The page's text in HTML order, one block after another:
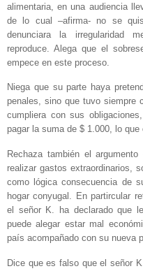
alimentaria, en una audiencia
de lo cual –afirma- no se
denunciara la irregularidad
reproduce. Alega que el
empece en este proceso.
Niega que su parte haya
penales, sino que tuvo siempre
cumpliera con sus
pagar la suma de $ 1.000, lo
Rechaza también el
realizar gastos extraordinarios,
como lógica consecuencia de
hogar conyugal. En partircular
el señor K. ha declarado que
puede alegar estar mal
país acompañado con su nueva
Dice que es falso que el señor